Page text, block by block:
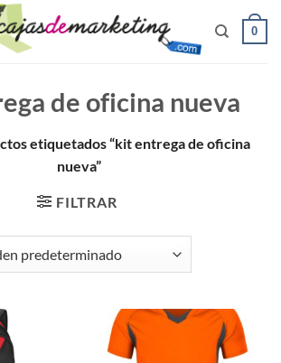
0
de oficina nueva
etiquetados “kit entrega de oficina
nueva”
FILTRAR